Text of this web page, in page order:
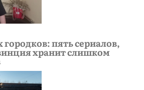
пять сериалов,
хранит слишком